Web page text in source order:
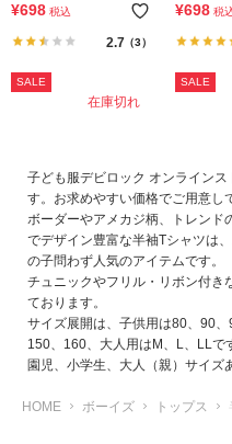
ナンバリング半袖Tシャツ
¥698 税込
2.7（3）
SALE
在庫切れ
¥698 税
SALE
子ども服デビロック オンライン
す。お求めやすい価格でご用意し
ボーダーやアメカジ柄、トレンド
でデザイン豊富な半袖Tシャツは
の子問わず人気のアイテムです。
チュニックやフリル・リボン付き
ております。
サイズ展開は、子供用は80、90
150、160、大人用はM、L、LLで
園児、小学生、大人（親）サイズ
HOME ボーイズ トップス